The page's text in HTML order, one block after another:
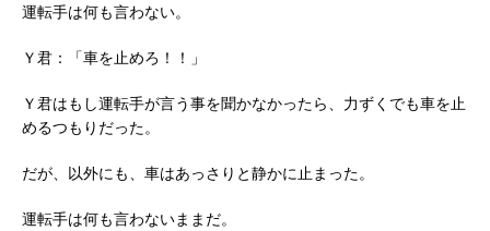
運転手は何も言わない。
Ｙ君：「車を止めろ！！」
Ｙ君はもし運転手が言う事を聞かなかったら、力ずくでも車を止
めるつもりだった。
だが、以外にも、車はあっさりと静かに止まった。
運転手は何も言わないままだ。